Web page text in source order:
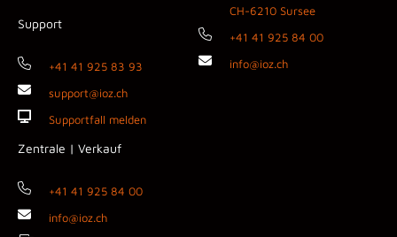
Support
+41 41 925 83 93
support@ioz.ch
Supportfall melden
Zentrale | Verkauf
+41 41 925 84 00
info@ioz.ch
CH-6210 Sursee
+41 41 925 84 00
info@ioz.ch